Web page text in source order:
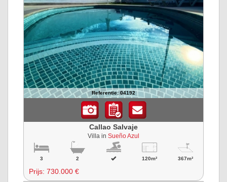
Referentie: 04192
Callao Salvaje
Villa in Sueño Azul
3 2 120m² 367m²
Prijs: 730.000 €